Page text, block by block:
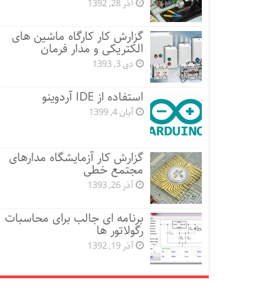
آذر 28, 1392
گزارش کار کارگاه ماشین های
الکتریکی و مدار فرمان
دی 3, 1393
استفاده از IDE آردوینو
آبان 4, 1399
گزارش کار آزمایشگاه مدارهای
مجتمع خطی
آذر 26, 1393
برنامه ای جالب برای محاسبات
رگولاتور ها
آذر 19, 1392